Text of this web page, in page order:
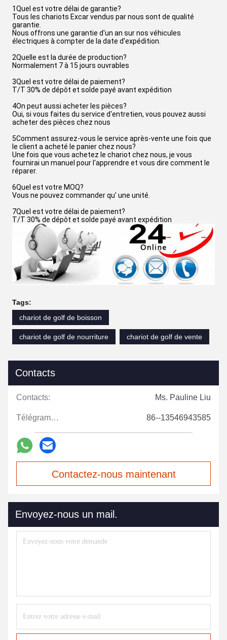
1Quel est votre délai de garantie?
Tous les chariots Excar vendus par nous sont de qualité
garantie.
Nous offrons une garantie d'un an sur nos véhicules
électriques à compter de la date d'expédition.
2Quelle est la durée de production?
Normalement 7 à 15 jours ouvrables
3Quel est votre délai de paiement?
T/T 30% de dépôt et solde payé avant expédition
4On peut aussi acheter les pièces?
Oui, si vous faites du service d'entretien, vous pouvez aussi
acheter des pièces chez nous
5Comment assurez-vous le service après-vente une fois que
le client a acheté le panier chez nous?
Une fois que vous achetez le chariot chez nous, je vous
fournirai un manuel pour l'apprendre et vous dire comment le
réparer.
6Quel est votre MOQ?
Vous ne pouvez commander qu' une unité.
7Quel est votre délai de paiement?
T/T 30% de dépôt et solde payé avant expédition
Tags:
chariot de golf de boisson
chariot de golf de nourriture chariot de golf de vente
Contacts
Contacts: Ms. Pauline Liu
Télégramme: 86--13546943585
Contactez-nous maintenant
Envoyez-nous un mail.